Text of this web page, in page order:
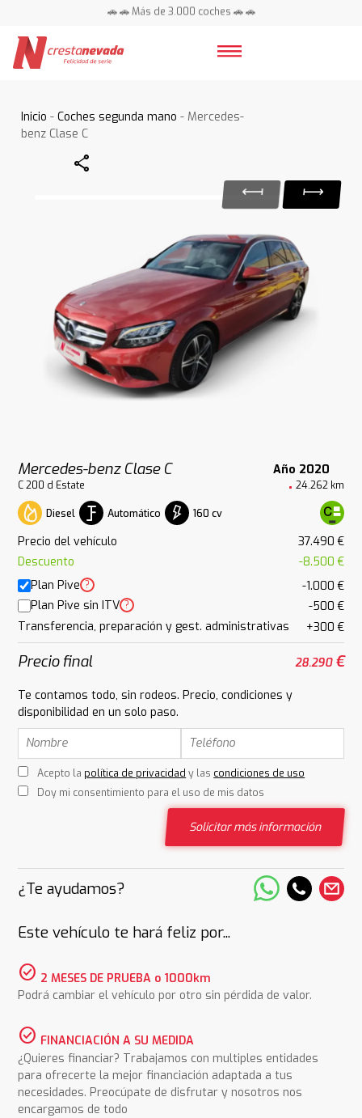
🚗 🚗 Más de 3.000 coches 🚗 🚗
Inicio -Coches segunda mano - Mercedes-
benz Clase C
Share
Mercedes-benz Clase C Año 2020
C 200 d Estate 24.262 km
Diesel Automático 160 cv
Precio del vehículo
37.490 €
Descuento
-8.500 €
Plan Pive ?
-1.000 €
Plan Pive sin ITV ?
-500 €
Transferencia, preparación y gest. administrativas
+300 €
Precio final 28.290€
Te contamos todo, sin rodeos. Precio, condiciones y
disponibilidad en un solo paso.
Acepto la política de privacidad y las condiciones de uso
Doy mi consentimiento para el uso de mis datos
Solicitar más información
¿Te ayudamos?
Este vehículo te hará feliz por...
check_circle 2 MESES DE PRUEBA o 1000km
Podrá cambiar el vehículo por otro sin pérdida de valor.
check_circle FINANCIACIÓN A SU MEDIDA
¿Quieres financiar? Trabajamos con multiples entidades
para ofrecerte la mejor financiación adaptada a tus
necesidades. Preocúpate de disfrutar y nosotros nos
encargamos de todo